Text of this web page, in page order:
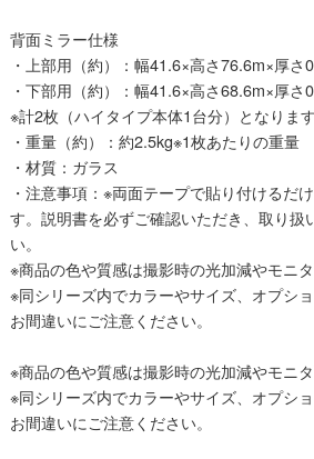
背面ミラー仕様
・上部用（約）：幅41.6×高さ76.6m×厚さ
・下部用（約）：幅41.6×高さ68.6m×厚さ
※計2枚（ハイタイプ本体1台分）となります
・重量（約）：約2.5kg※1枚あたりの重量
・材質：ガラス
・注意事項：※両面テープで貼り付けるだ
す。説明書を必ずご確認いただき、取り扱
い。
※商品の色や質感は撮影時の光加減やモニ
※同シリーズ内でカラーやサイズ、オプシ
お間違いにご注意ください。
※商品の色や質感は撮影時の光加減やモニ
※同シリーズ内でカラーやサイズ、オプシ
お間違いにご注意ください。